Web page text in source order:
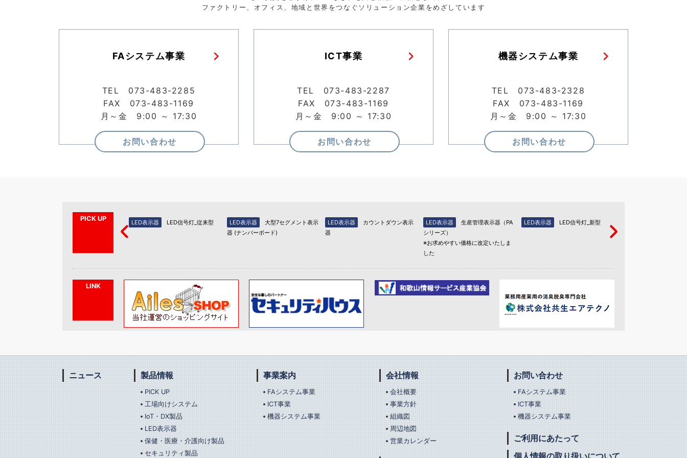
ファクトリー、オフィス、地域と世界をつなぐソリューション企業をめざしています
FAシステム事業
TEL 073-483-2285
FAX 073-483-1169
月～金 9:00 ～ 17:30
お問い合わせ
ICT事業
TEL 073-483-2287
FAX 073-483-1169
月～金 9:00 ～ 17:30
お問い合わせ
機器システム事業
TEL 073-483-2328
FAX 073-483-1169
月～金 9:00 ～ 17:30
お問い合わせ
PICK UP
LED信号灯_新型 LED表示器 LED信号灯_従来型 LED表示器
大型7セグメント表示
器 (ナンバーボード)
LED表示器
カウントダウン表示
器
LED表示器
生産管理表示器（PA
シリーズ）
※お求めやすい価格に改定いたしま
した
LED表示器 LED信号灯_新型
LINK
ニュース 製品情報
PICK UP
工場向けシステム
IoT・DX製品
LED表示器
保健・医療・介護向け製品
セキュリティ製品
事業案内
FAシステム事業
ICT事業
機器システム事業
会社情報
会社概要
事業方針
組織図
周辺地図
営業カレンダー
お問い合わせ
FAシステム事業
ICT事業
機器システム事業
ご利用にあたって
個人情報の取り扱いについて